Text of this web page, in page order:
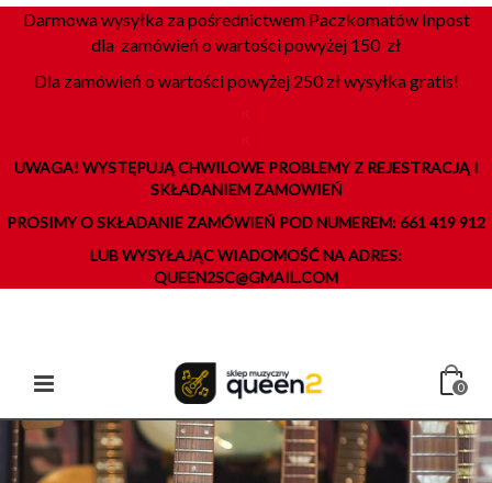
Darmowa wysyłka za pośrednictwem Paczkomatów Inpost
dla zamówień o wartości powyżej 150 zł
Dla zamówień o wartości powyżej 250 zł wysyłka gratis!
UWAGA! WYSTĘPUJĄ CHWILOWE PROBLEMY Z REJESTRACJĄ I
SKŁADANIEM ZAMOWIEŃ
PROSIMY O SKŁADANIE ZAMÓWIEŃ POD NUMEREM: 661 419 912
LUB WYSYŁAJĄC WIADOMOŚĆ NA ADRES:
QUEEN2SC@GMAIL.COM
0